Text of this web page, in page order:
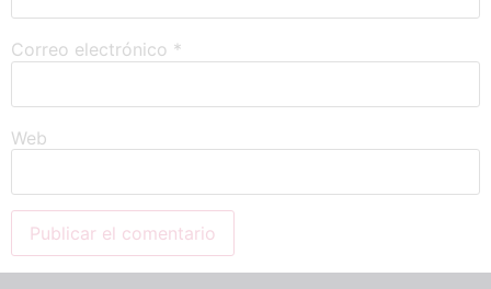
Correo electrónico *
Web